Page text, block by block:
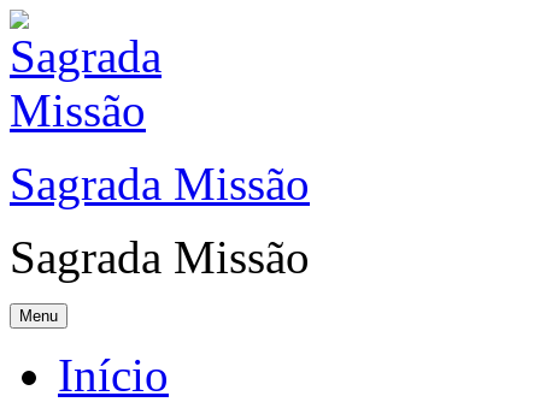
Sagrada Missão
Sagrada Missão
Menu
Início